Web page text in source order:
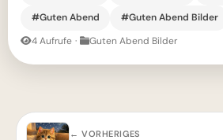
#Guten Abend
#Guten Abend Bilder
4 Aufrufe · Guten Abend Bilder
← VORHERIGES